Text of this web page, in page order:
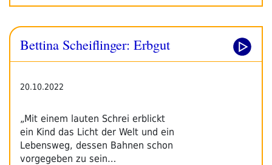
Bettina Scheiflinger: Erbgut
20.10.2022
„Mit einem lauten Schrei erblickt
ein Kind das Licht der Welt und ein
Lebensweg, dessen Bahnen schon
vorgegeben zu sein…